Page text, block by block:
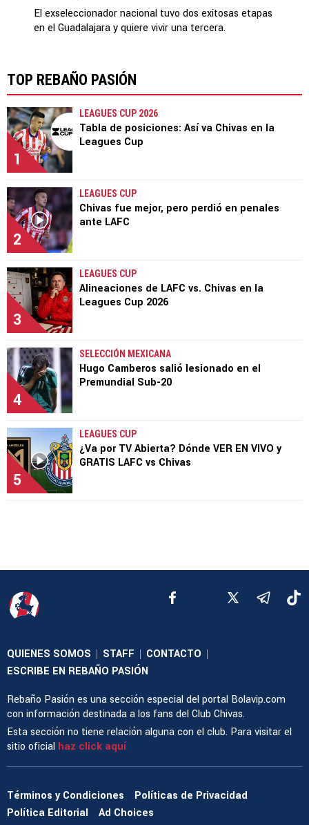
El exseleccionador nacional tuvo dos exitosas etapas
en el Guadalajara y quiere vivir una tercera.
TOP REBAÑO PASIÓN
1
LEAGUES CUP 2026
Tabla de posiciones: Así va Chivas en la
Leagues Cup
2
LEAGUES CUP
Chivas fue mejor, pero perdió en penales
ante LAFC
3
LEAGUES CUP
Alineaciones de LAFC vs. Chivas en la
Leagues Cup 2026
4
SELECCIÓN MEXICANA
Hugo Camberos salió lesionado en el
Premundial Sub-20
5
LEAGUES CUP
¿Va por TV Abierta? Dónde VER EN VIVO y
GRATIS LAFC vs Chivas
QUIENES SOMOS | STAFF | CONTACTO |
ESCRIBE EN REBAÑO PASIÓN
Rebaño Pasión es una sección especial del portal Bolavip.com
con información destinada a los fans del Club Chivas.
Esta sección no tiene relación alguna con el club. Para visitar el
sitio oficial haz click aquí
Términos y Condiciones
Políticas de Privacidad
Política Editorial
Ad Choices